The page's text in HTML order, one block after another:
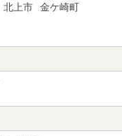
北上市
金ケ崎町